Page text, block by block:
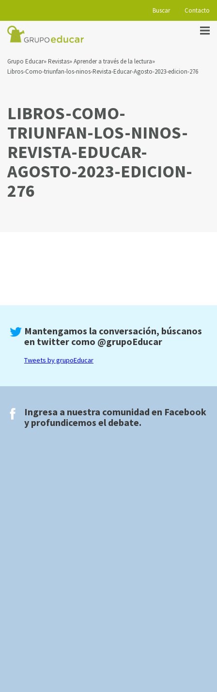
Buscar Contacto
Grupo Educar Revistas Aprender a través de la lectura
Libros-Como-triunfan-los-ninos-Revista-Educar-Agosto-2023-edicion-276
LIBROS-COMO-
TRIUNFAN-LOS-NINOS-
REVISTA-EDUCAR-
AGOSTO-2023-EDICION-
276
Mantengamos la conversación, búscanos
en twitter como @grupoEducar
Tweets by grupoEducar
Ingresa a nuestra comunidad en Facebook
y profundicemos el debate.